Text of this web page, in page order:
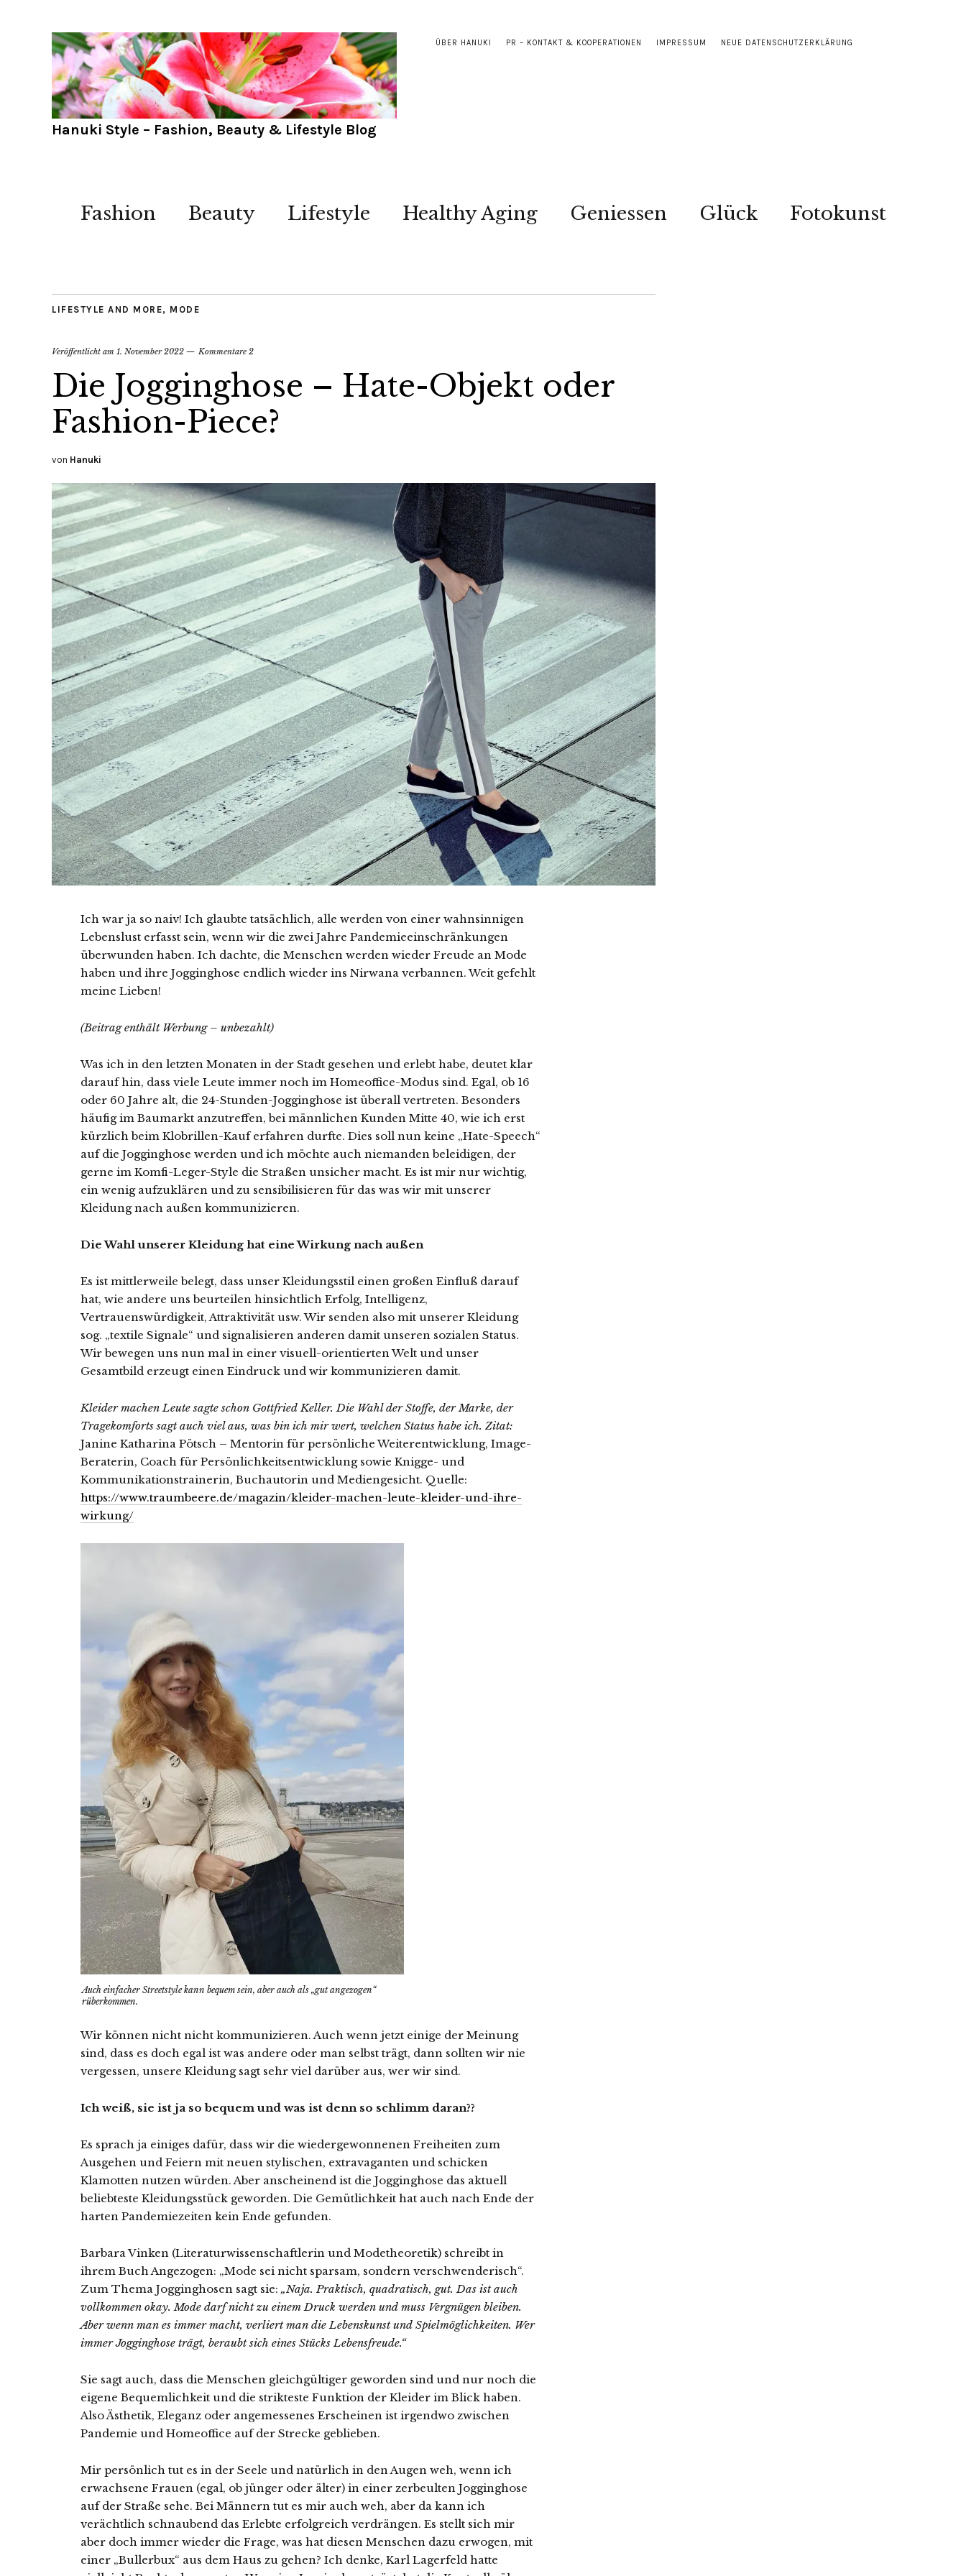
ÜBER HANUKI PR – KONTAKT & KOOPERATIONEN IMPRESSUM NEUE DATENSCHUTZERKLÄRUNG
Hanuki Style – Fashion, Beauty & Lifestyle Blog
Fashion Beauty Lifestyle Healthy Aging Geniessen Glück Fotokunst
LIFESTYLE AND MORE, MODE
Veröffentlicht am 1. November 2022 Kommentare 2
Die Jogginghose – Hate-Objekt oder
Fashion-Piece?
von Hanuki
Ich war ja so naiv! Ich glaubte tatsächlich, alle werden von einer wahnsinnigen
Lebenslust erfasst sein, wenn wir die zwei Jahre Pandemieeinschränkungen
überwunden haben. Ich dachte, die Menschen werden wieder Freude an Mode
haben und ihre Jogginghose endlich wieder ins Nirwana verbannen. Weit gefehlt
meine Lieben!
(Beitrag enthält Werbung – unbezahlt)
Was ich in den letzten Monaten in der Stadt gesehen und erlebt habe, deutet klar
darauf hin, dass viele Leute immer noch im Homeoffice-Modus sind. Egal, ob 16
oder 60 Jahre alt, die 24-Stunden-Jogginghose ist überall vertreten. Besonders
häufig im Baumarkt anzutreffen, bei männlichen Kunden Mitte 40, wie ich erst
kürzlich beim Klobrillen-Kauf erfahren durfte. Dies soll nun keine „Hate-Speech“
auf die Jogginghose werden und ich möchte auch niemanden beleidigen, der
gerne im Komfi-Leger-Style die Straßen unsicher macht. Es ist mir nur wichtig,
ein wenig aufzuklären und zu sensibilisieren für das was wir mit unserer
Kleidung nach außen kommunizieren.
Die Wahl unserer Kleidung hat eine Wirkung nach außen
Es ist mittlerweile belegt, dass unser Kleidungsstil einen großen Einfluß darauf
hat, wie andere uns beurteilen hinsichtlich Erfolg, Intelligenz,
Vertrauenswürdigkeit, Attraktivität usw. Wir senden also mit unserer Kleidung
sog. „textile Signale“ und signalisieren anderen damit unseren sozialen Status.
Wir bewegen uns nun mal in einer visuell-orientierten Welt und unser
Gesamtbild erzeugt einen Eindruck und wir kommunizieren damit.
Kleider machen Leute sagte schon Gottfried Keller. Die Wahl der Stoffe, der Marke, der
Tragekomforts sagt auch viel aus, was bin ich mir wert, welchen Status habe ich. Zitat:
Janine Katharina Pötsch – Mentorin für persönliche Weiterentwicklung, Image-
Beraterin, Coach für Persönlichkeitsentwicklung sowie Knigge- und
Kommunikationstrainerin, Buchautorin und Mediengesicht. Quelle:
https://www.traumbeere.de/magazin/kleider-machen-leute-kleider-und-ihre-
wirkung/
Auch einfacher Streetstyle kann bequem sein, aber auch als „gut angezogen“
rüberkommen.
Wir können nicht nicht kommunizieren. Auch wenn jetzt einige der Meinung
sind, dass es doch egal ist was andere oder man selbst trägt, dann sollten wir nie
vergessen, unsere Kleidung sagt sehr viel darüber aus, wer wir sind.
Ich weiß, sie ist ja so bequem und was ist denn so schlimm daran??
Es sprach ja einiges dafür, dass wir die wiedergewonnenen Freiheiten zum
Ausgehen und Feiern mit neuen stylischen, extravaganten und schicken
Klamotten nutzen würden. Aber anscheinend ist die Jogginghose das aktuell
beliebteste Kleidungsstück geworden. Die Gemütlichkeit hat auch nach Ende der
harten Pandemiezeiten kein Ende gefunden.
Barbara Vinken (Literaturwissenschaftlerin und Modetheoretik) schreibt in
ihrem Buch Angezogen: „Mode sei nicht sparsam, sondern verschwenderisch“.
Zum Thema Jogginghosen sagt sie: „Naja. Praktisch, quadratisch, gut. Das ist auch
vollkommen okay. Mode darf nicht zu einem Druck werden und muss Vergnügen bleiben.
Aber wenn man es immer macht, verliert man die Lebenskunst und Spielmöglichkeiten. Wer
immer Jogginghose trägt, beraubt sich eines Stücks Lebensfreude.“
Sie sagt auch, dass die Menschen gleichgültiger geworden sind und nur noch die
eigene Bequemlichkeit und die strikteste Funktion der Kleider im Blick haben.
Also Ästhetik, Eleganz oder angemessenes Erscheinen ist irgendwo zwischen
Pandemie und Homeoffice auf der Strecke geblieben.
Mir persönlich tut es in der Seele und natürlich in den Augen weh, wenn ich
erwachsene Frauen (egal, ob jünger oder älter) in einer zerbeulten Jogginghose
auf der Straße sehe. Bei Männern tut es mir auch weh, aber da kann ich
verächtlich schnaubend das Erlebte erfolgreich verdrängen. Es stellt sich mir
aber doch immer wieder die Frage, was hat diesen Menschen dazu erwogen, mit
einer „Bullerbux“ aus dem Haus zu gehen? Ich denke, Karl Lagerfeld hatte